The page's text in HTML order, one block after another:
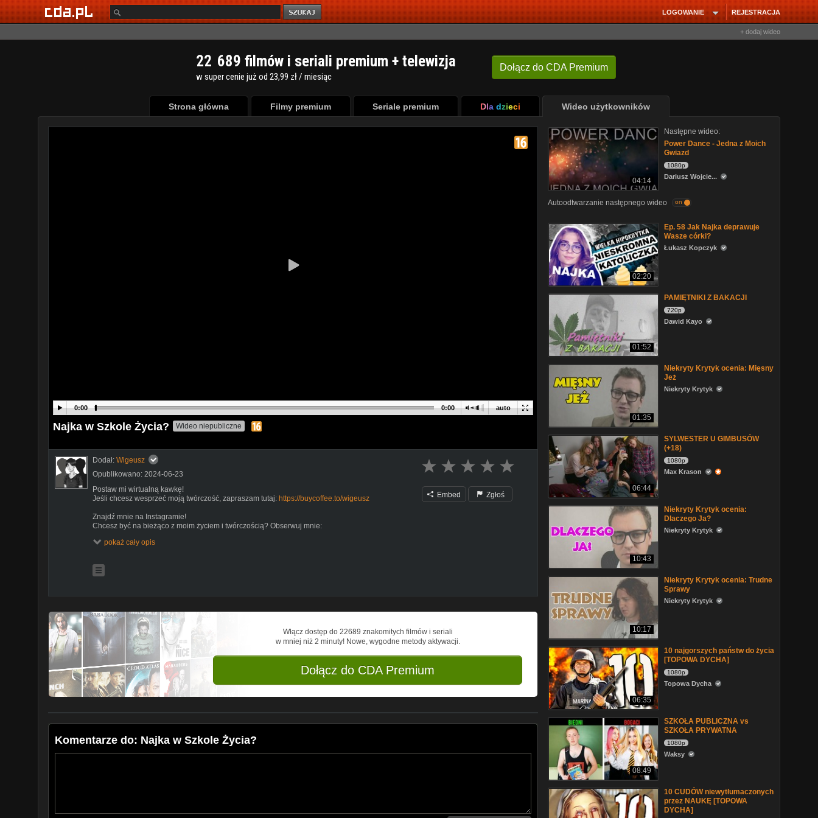
REJESTRACJA
LOGOWANIE
+ dodaj wideo
Dołącz do CDA Premium
22 689 filmów i seriali premium + telewizja
w super cenie już od 23,99 zł / miesiąc
Strona główna Filmy premium Seriale premium Dla dzieci Wideo użytkowników
auto
0:00 0:00
Najka w Szkole Życia? Wideo niepubliczne
Dodał: Wigeusz
Opublikowano: 2024-06-23
Postaw mi wirtualną kawkę!
Jeśli chcesz wesprzeć moją twórczość, zapraszam tutaj: https://buycoffee.to/wigeusz
Znajdź mnie na Instagramie!
Chcesz być na bieżąco z moim życiem i twórczością? Obserwuj mnie:
Polub mój fanpage i bądź częścią mojej społeczności:
https://www.facebook.com/WigeuszFanPage
pokaż cały opis
Embed Zgłoś
Włącz dostęp do 22689 znakomitych filmów i seriali
w mniej niż 2 minuty! Nowe, wygodne metody aktywacji.
Dołącz do CDA Premium
Komentarze do: Najka w Szkole Życia?
04:14
Następne wideo:
Power Dance - Jedna z Moich
Gwiazd
1080p
Dariusz Wojcie...
Autoodtwarzanie następnego wideo on
02:20
Ep. 58 Jak Najka deprawuje
Wasze córki?
Łukasz Kopczyk
01:52
PAMIĘTNIKI Z BAKACJI
720p
Dawid Kayo
01:35
Niekryty Krytyk ocenia: Mięsny
Jeż
Niekryty Krytyk
06:44
SYLWESTER U GIMBUSÓW
(+18)
1080p
Max Krason
10:43
Niekryty Krytyk ocenia:
Dlaczego Ja?
Niekryty Krytyk
10:17
Niekryty Krytyk ocenia: Trudne
Sprawy
Niekryty Krytyk
06:35
10 najgorszych państw do życia
[TOPOWA DYCHA]
1080p
Topowa Dycha
08:49
SZKOŁA PUBLICZNA vs
SZKOŁA PRYWATNA
1080p
Waksy
10 CUDÓW niewytłumaczonych
przez NAUKĘ [TOPOWA
DYCHA]